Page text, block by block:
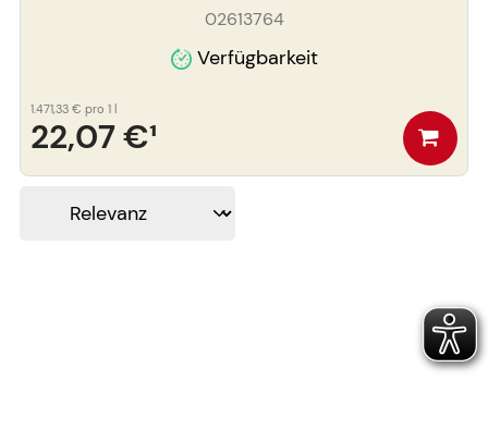
02613764
Verfügbarkeit
22,07 €¹
1.471,33 € pro 1 l